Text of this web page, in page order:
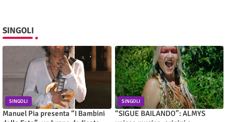
SINGOLI
SINGOLI
Manuel Pia presenta “I Bambini
SINGOLI
“SIGUE BAILANDO”: ALMYS